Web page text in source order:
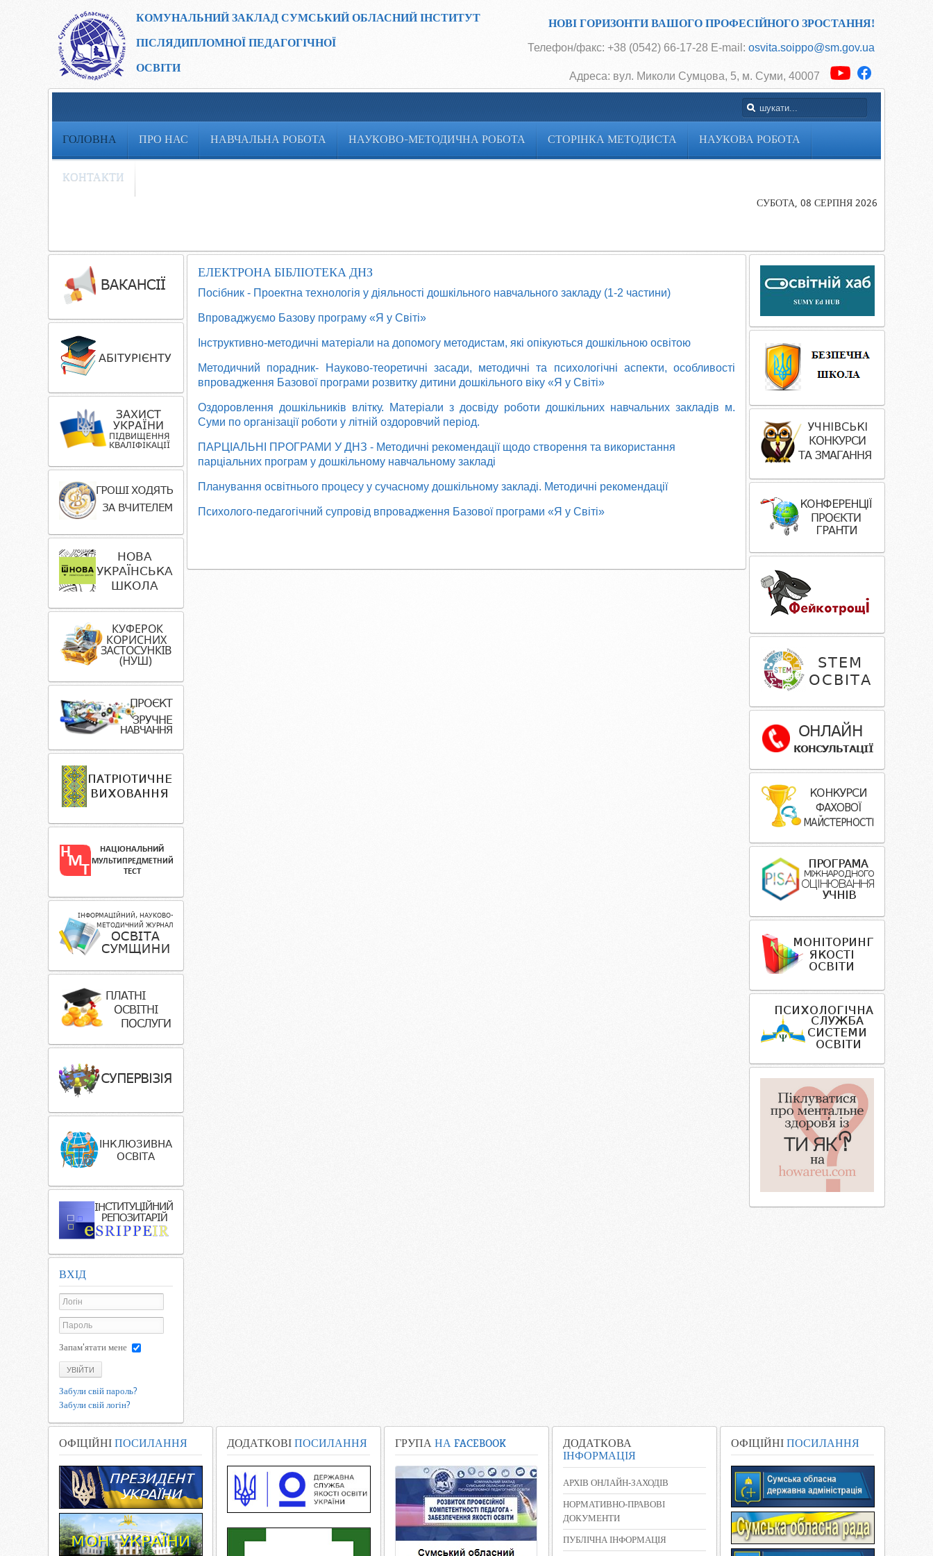
КОМУНАЛЬНИЙ ЗАКЛАД СУМСЬКИЙ ОБЛАСНИЙ ІНСТИТУТ
ПІСЛЯДИПЛОМНОЇ ПЕДАГОГІЧНОЇ
ОСВІТИ
НОВІ ГОРИЗОНТИ ВАШОГО ПРОФЕСІЙНОГО ЗРОСТАННЯ!
Телефон/факс: +38 (0542) 66-17-28 E-mail: osvita.soippo@sm.gov.ua
Адреса: вул. Миколи Сумцова, 5, м. Суми, 40007
ГОЛОВНА ПРО НАС НАВЧАЛЬНА РОБОТА НАУКОВО-МЕТОДИЧНА РОБОТА СТОРІНКА МЕТОДИСТА НАУКОВА РОБОТА
КОНТАКТИ
СУБОТА, 08 СЕРПНЯ 2026
ЕЛЕКТРОНА БІБЛІОТЕКА ДНЗ
Посібник - Проектна технологія у діяльності дошкільного навчального закладу (1-2 частини)
Впроваджуємо Базову програму «Я у Світі»
Інструктивно-методичні матеріали на допомогу методистам, які опікуються дошкільною освітою
Методичний порадник-
Науково-теоретичні засади, методичні та психологічні аспекти, особливості
впровадження Базової програми розвитку дитини дошкільного віку «Я у Світі»
Оздоровлення дошкільників влітку. Матеріали з досвіду роботи дошкільних навчальних закладів м.
Суми по організації роботи у літній оздоровчий період.
ПАРЦІАЛЬНІ ПРОГРАМИ У ДНЗ - Методичні рекомендації щодо створення та використання
парціальних програм у дошкільному навчальному закладі
Планування освітнього процесу у сучасному дошкільному закладі. Методичні рекомендації
Психолого-педагогічний супровід впровадження Базової програми «Я у Світі»
ВХІД
Запам'ятати мене
УВІЙТИ
Забули свій пароль?
Забули свій логін?
ОФІЦІЙНІ ПОСИЛАННЯ ДОДАТКОВІ ПОСИЛАННЯ ГРУПА НА FACEBOOK
ДОДАТКОВА
ІНФОРМАЦІЯ
АРХІВ ОНЛАЙН-ЗАХОДІВ
НОРМАТИВНО-ПРАВОВІ
ДОКУМЕНТИ
ПУБЛІЧНА ІНФОРМАЦІЯ
ОФІЦІЙНІ ПОСИЛАННЯ